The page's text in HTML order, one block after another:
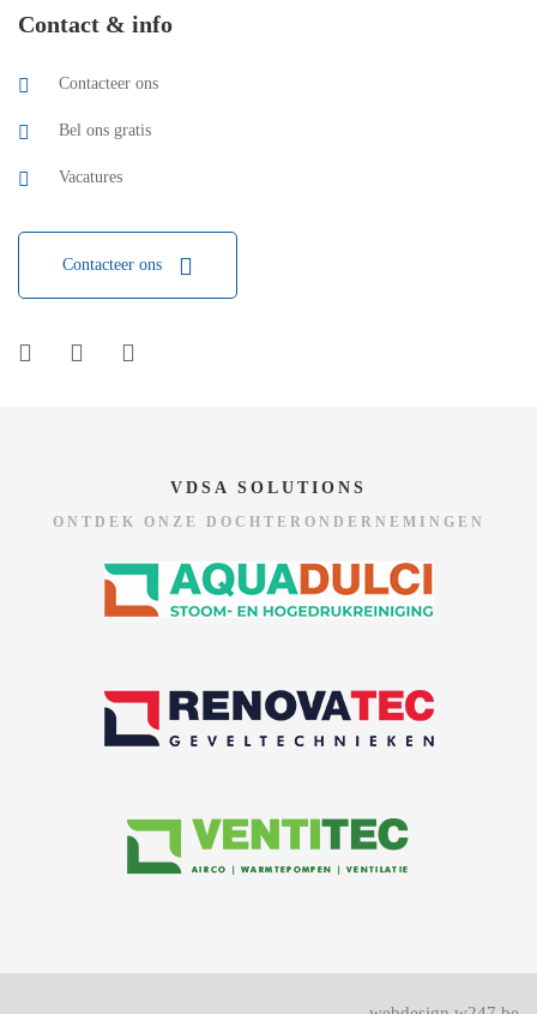
Contact & info
Contacteer ons
Bel ons gratis
Vacatures
Contacteer ons
VDSA SOLUTIONS
ONTDEK ONZE DOCHTERONDERNEMINGEN